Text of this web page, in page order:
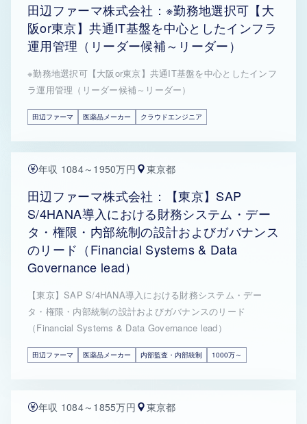
田辺ファーマ株式会社：※勤務地選択可【大
阪or東京】共通IT基盤を中心としたインフラ
運用管理（リーダー候補～リーダー）
※勤務地選択可【大阪or東京】共通IT基盤を中心としたインフ
ラ運用管理（リーダー候補～リーダー）
田辺ファーマ 医薬品メーカー クラウドエンジニア
年収 1084～1950万円 東京都
田辺ファーマ株式会社：【東京】SAP
S/4HANA導入における財務システム・デー
タ・権限・内部統制の設計およびガバナンス
のリード（Financial Systems & Data
Governance lead）
【東京】SAP S/4HANA導入における財務システム・デー
タ・権限・内部統制の設計およびガバナンスのリード
（Financial Systems & Data Governance lead）
田辺ファーマ 医薬品メーカー 内部監査・内部統制 1000万～
年収 1084～1855万円 東京都